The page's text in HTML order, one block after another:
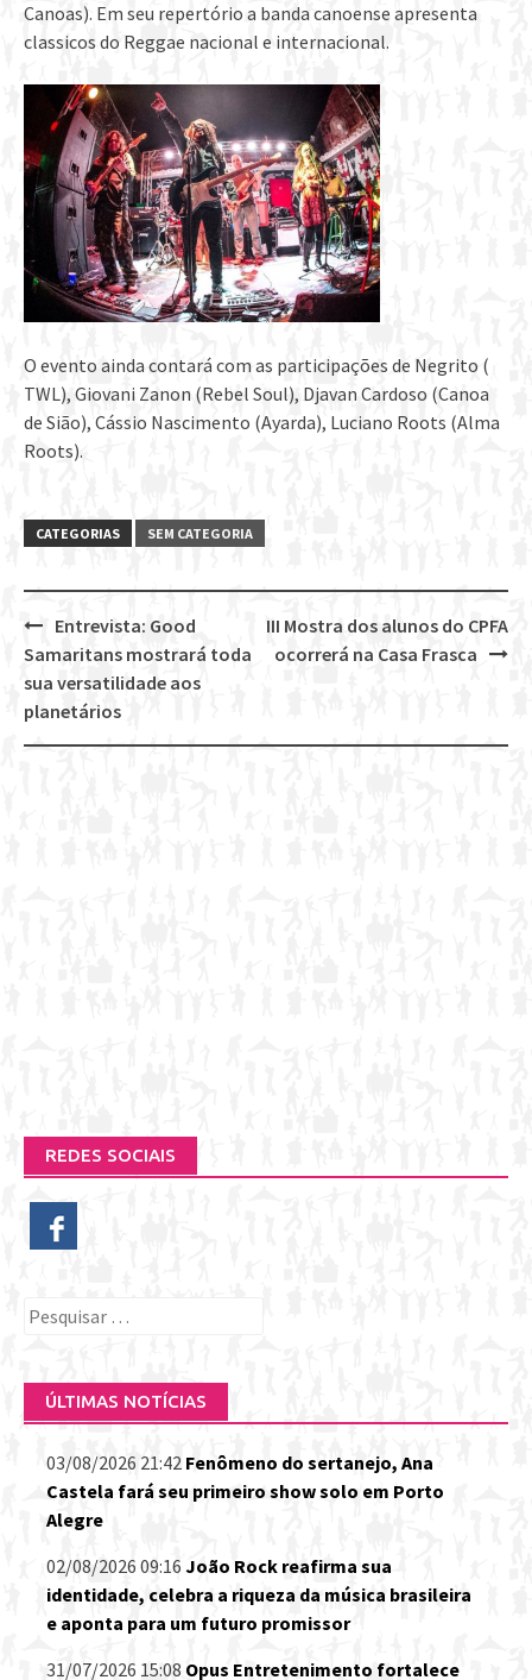
Canoas). Em seu repertório a banda canoense apresenta
classicos do Reggae nacional e internacional.
O evento ainda contará com as participações de Negrito (
TWL), Giovani Zanon (Rebel Soul), Djavan Cardoso (Canoa
de Sião), Cássio Nascimento (Ayarda), Luciano Roots (Alma
Roots).
CATEGORIAS SEM CATEGORIA
Post
navigation
III Mostra dos alunos do CPFA
ocorrerá na Casa Frasca
Entrevista: Good
Samaritans mostrará toda
sua versatilidade aos
planetários
REDES SOCIAIS
Pesquisar
ÚLTIMAS NOTÍCIAS
03/08/2026 21:42 Fenômeno do sertanejo, Ana
Castela fará seu primeiro show solo em Porto
Alegre
02/08/2026 09:16 João Rock reafirma sua
identidade, celebra a riqueza da música brasileira
e aponta para um futuro promissor
31/07/2026 15:08 Opus Entretenimento fortalece